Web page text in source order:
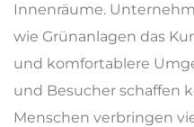
Innenräume.
wie Grünanlagen das
und komfortablere
und Besucher schaffen
Menschen verbringen